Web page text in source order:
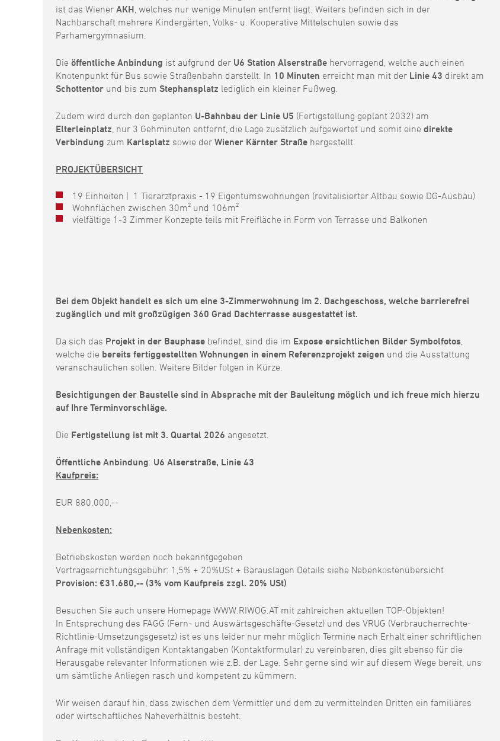
ist das WienerAKH , welches nur wenige Minuten entfernt liegt. Weiters befinden sich in der
Nachbarschaft mehrere Kindergärten, Volks- u. Kooperative Mittelschulen sowie das
Parhamergymnasium.
Dieöffentliche Anbindung ist aufgrund der U6 Station Alserstraße hervorragend, welche auch einen
Knotenpunkt für Bus sowie Straßenbahn darstellt. In 10 Minuten erreicht man mit der Linie 43 direkt am
Schottentor und bis zumStephansplatz lediglich ein kleiner Fußweg.
Zudem wird durch den geplanten U-Bahnbau der Linie U5 (Fertigstellung geplant 2032) am
Elterleinplatz , nur 3 Gehminuten entfernt, die Lage zusätzlich aufgewertet und somit einedirekte
Verbindung zum Karlsplatz sowie derWiener Kärnter Straße hergestellt.
PROJEKTÜBERSICHT
19 Einheiten | 1 Tierarztpraxis - 19 Eigentumswohnungen (revitalisierter Altbau sowie DG-Ausbau)
Wohnflächen zwischen 30m² und 106m²
vielfältige 1-3 Zimmer Konzepte teils mit Freifläche in Form von Terrasse und Balkonen
Bei dem Objekt handelt es sich um eine 3-Zimmerwohnung im 2. Dachgeschoss, welche barrierefrei
zugänglich und mit großzügigen 360 Grad Dachterrasse ausgestattet ist.
Da sich das Projekt in der Bauphase befindet, sind die im Expose ersichtlichen Bilder Symbolfotos
welche die bereits fertiggestellten Wohnungen in einem Referenzprojekt zeigen und die Ausstattung
veranschaulichen sollen. Weitere Bilder folgen in Kürze.
Besichtigungen der Baustelle sind in Absprache mit der Bauleitung möglich und ich freue mich hierzu
auf Ihre Terminvorschläge.
Die Fertigstellung ist mit 3. Quartal 2026 angesetzt.
Öffentliche Anbindung: U6 Alserstraße, Linie 43
Kaufpreis:
EUR 880.000,--
Nebenkosten:
Betriebskosten werden noch bekanntgegeben
Vertragserrichtungsgebühr: 1,5% + 20%USt + Barauslagen Details siehe Nebenkostenübersicht
Provision: €31.680,-- (3% vom Kaufpreis zzgl. 20% USt)
Besuchen Sie auch unsere Homepage WWW.RIWOG.AT mit zahlreichen aktuellen TOP-Objekten!
In Entsprechung des FAGG (Fern- und Auswärtsgeschäfte-Gesetz) und des VRUG (Verbraucherrechte-
Richtlinie-Umsetzungsgesetz) ist es uns leider nur mehr möglich Termine nach Erhalt einer schriftlichen
Anfrage mit vollständigen Kontaktangaben (Kontaktformular) zu vereinbaren, dies gilt ebenso für die
Herausgabe relevanter Informationen wie z.B. der Lage. Sehr gerne sind wir auf diesem Wege bereit, uns
um sämtliche Anliegen rasch und kompetent zu kümmern.
Wir weisen darauf hin, dass zwischen dem Vermittler und dem zu vermittelnden Dritten ein familiäres
oder wirtschaftliches Naheverhältnis besteht.